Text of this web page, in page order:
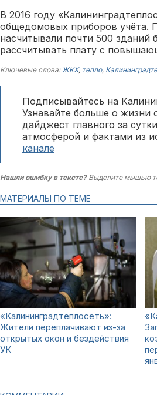
В 2016 году
общедомовых приборов учёта.
насчитывали почти 500
рассчитывать плату с
Ключевые слова:ЖКХ, тепло,
Подписывайтесь на
Узнавайте больше о жизни
дайджест главного за сутки
атмосферой и фактами из
канале
Нашли ошибку в тексте?Выделите мышью
МАТЕРИАЛЫ ПО ТЕМЕ
«Калининградтеплосеть»:
Жители переплачивают из-за
открытых окон и бездействия
УК